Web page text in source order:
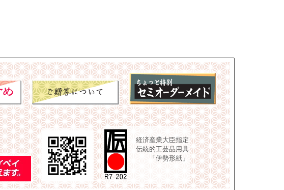
経済産業大臣指定
伝統的工芸品用具
「伊勢形紙」